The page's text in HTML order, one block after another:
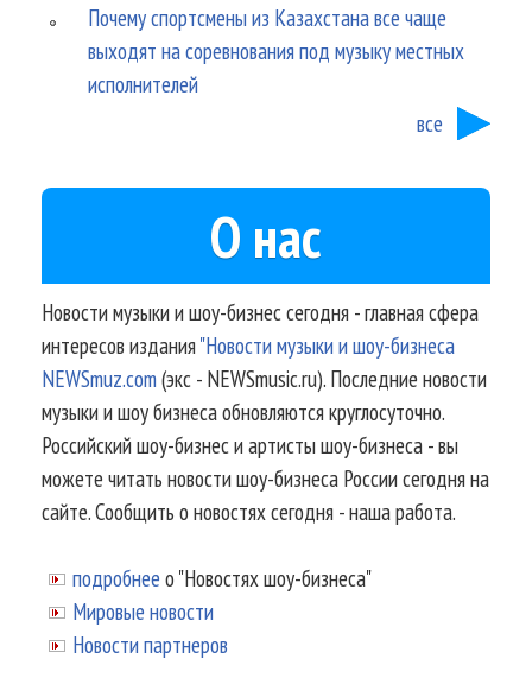
Почему спортсмены из Казахстана все чаще
выходят на соревнования под музыку местных
исполнителей
все
О нас
Новости музыки и шоу-бизнес сегодня - главная сфера
интересов издания"Новости музыки и шоу-бизнеса
NEWSmuz.com(экс - NEWSmusic.ru). Последние новости
музыки и шоу бизнеса обновляются круглосуточно.
Российский шоу-бизнес и артисты шоу-бизнеса - вы
можете читать новости шоу-бизнеса России сегодня на
сайте. Сообщить о новостях сегодня - наша работа.
подробнее о "Новостях шоу-бизнеса"
Мировые новости
Новости партнеров